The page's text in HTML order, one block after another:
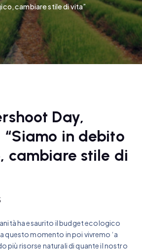
cambiare stile di vita”
Day,
“Siamo in debito
cambiare stile di
ha esaurito il budget ecologico
questo momento in poi vivremo ‘a
più risorse naturali di quante il nostro